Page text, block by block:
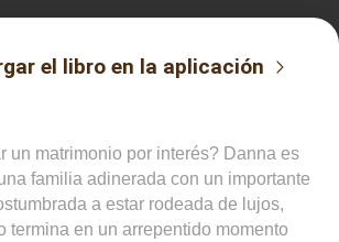
el libro en la aplicación
un matrimonio por interés? Danna es
familia adinerada con un importante
a estar rodeada de lujos,
termina en un arrepentido momento